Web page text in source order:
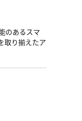
のあるスマ
取り揃えたア